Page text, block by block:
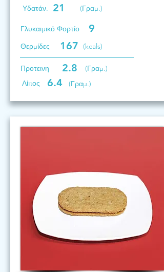
Υδατάν. 21 (Γραμ.)
Γλυκαιμικό Φορτίο 9
Θερμίδες 167 (kcals)
Προτεινη 2.8
(Γραμ.)
Λίπος
6.4 (Γραμ.)